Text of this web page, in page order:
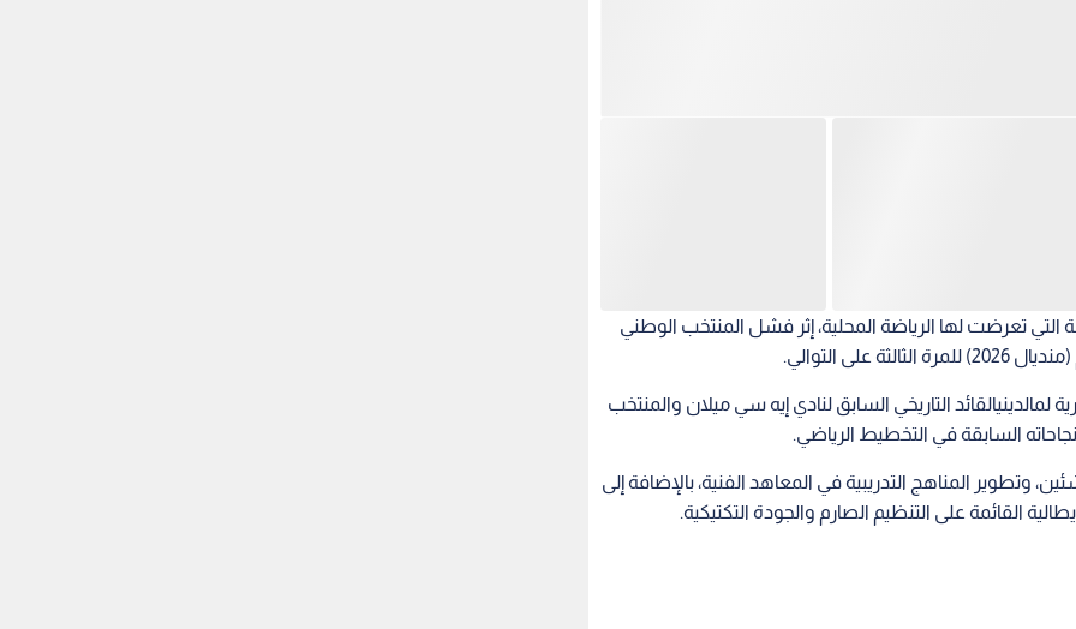
التي تعرضت لها الرياضة المحلية، إثر فشل المنتخب الوطني
على التوالي.
التاريخي السابق لنادي إيه سي ميلان والمنتخب
نجاحاته السابقة في التخطيط الرياضي.
وتطوير المناهج التدريبية في المعاهد الفنية، بالإضافة إلى
القائمة على التنظيم الصارم والجودة التكتيكية.